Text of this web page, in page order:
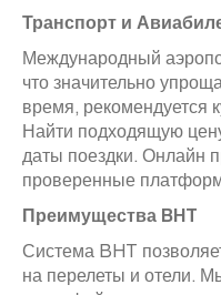
Транспорт и
Международный
что значительно
время, рекомендуется
Найти подходящую
даты поездки. Онлайн
проверенные
Преимущества BHT
Система BHT
на перелеты и отели.